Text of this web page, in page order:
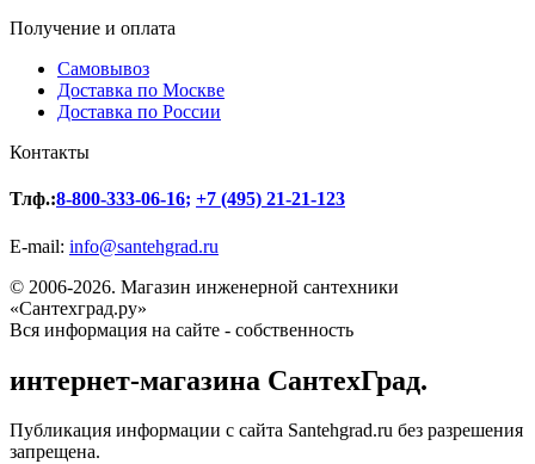
Получение и оплата
Самовывоз
Доставка по Москве
Доставка по России
Контакты
Тлф.:8-800-333-06-16; +7 (495) 21-21-123
E-mail: info@santehgrad.ru
© 2006-2026. Магазин инженерной сантехники
«Сантехград.ру»
Вся информация на сайте - собственность
интернет-магазина СантехГрад.
Публикация информации с сайта Santehgrad.ru без разрешения
запрещена.